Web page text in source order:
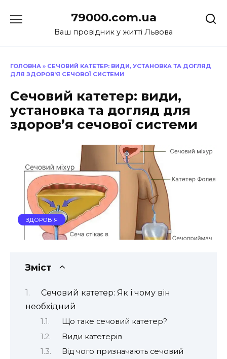
до
79000.com.ua
Ваш провідник у житті Львова
ГОЛОВНА » СЕЧОВИЙ КАТЕТЕР: ВИДИ, УСТАНОВКА ТА ДОГЛЯД
ДЛЯ ЗДОРОВ’Я СЕЧОВОЇ СИСТЕМИ
Сечовий катетер: види,
установка та догляд для
здоров’я сечової системи
ЗДОРОВ'Я
Зміст
Сечовий катетер: Як і чому він
необхідний
Що таке сечовий катетер?
Види катетерів
Від чого призначають сечовий